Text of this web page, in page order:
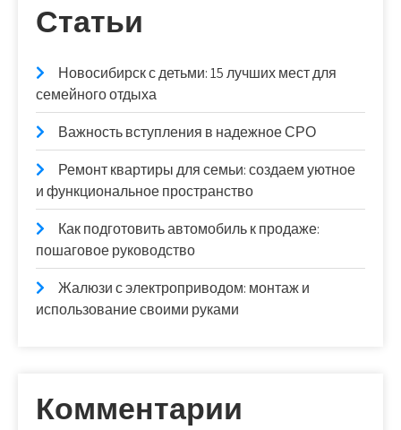
Статьи
Новосибирск с детьми: 15 лучших мест для
семейного отдыха
Важность вступления в надежное СРО
Ремонт квартиры для семьи: создаем уютное
и функциональное пространство
Как подготовить автомобиль к продаже:
пошаговое руководство
Жалюзи с электроприводом: монтаж и
использование своими руками
Комментарии